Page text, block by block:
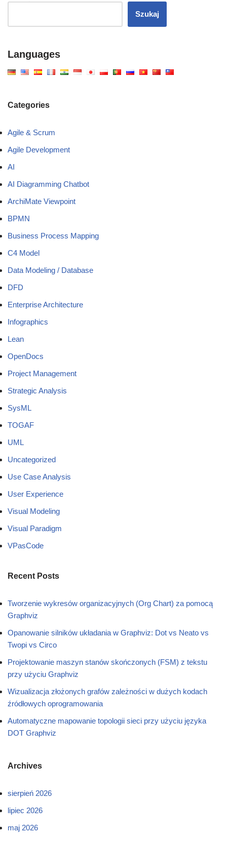
Szukaj
Languages
Categories
Agile & Scrum
Agile Development
AI
AI Diagramming Chatbot
ArchiMate Viewpoint
BPMN
Business Process Mapping
C4 Model
Data Modeling / Database
DFD
Enterprise Architecture
Infographics
Lean
OpenDocs
Project Management
Strategic Analysis
SysML
TOGAF
UML
Uncategorized
Use Case Analysis
User Experience
Visual Modeling
Visual Paradigm
VPasCode
Recent Posts
Tworzenie wykresów organizacyjnych (Org Chart) za pomocą
Graphviz
Opanowanie silników układania w Graphviz: Dot vs Neato vs
Twopi vs Circo
Projektowanie maszyn stanów skończonych (FSM) z tekstu
przy użyciu Graphviz
Wizualizacja złożonych grafów zależności w dużych kodach
źródłowych oprogramowania
Automatyczne mapowanie topologii sieci przy użyciu języka
DOT Graphviz
Archives
sierpień 2026
lipiec 2026
maj 2026